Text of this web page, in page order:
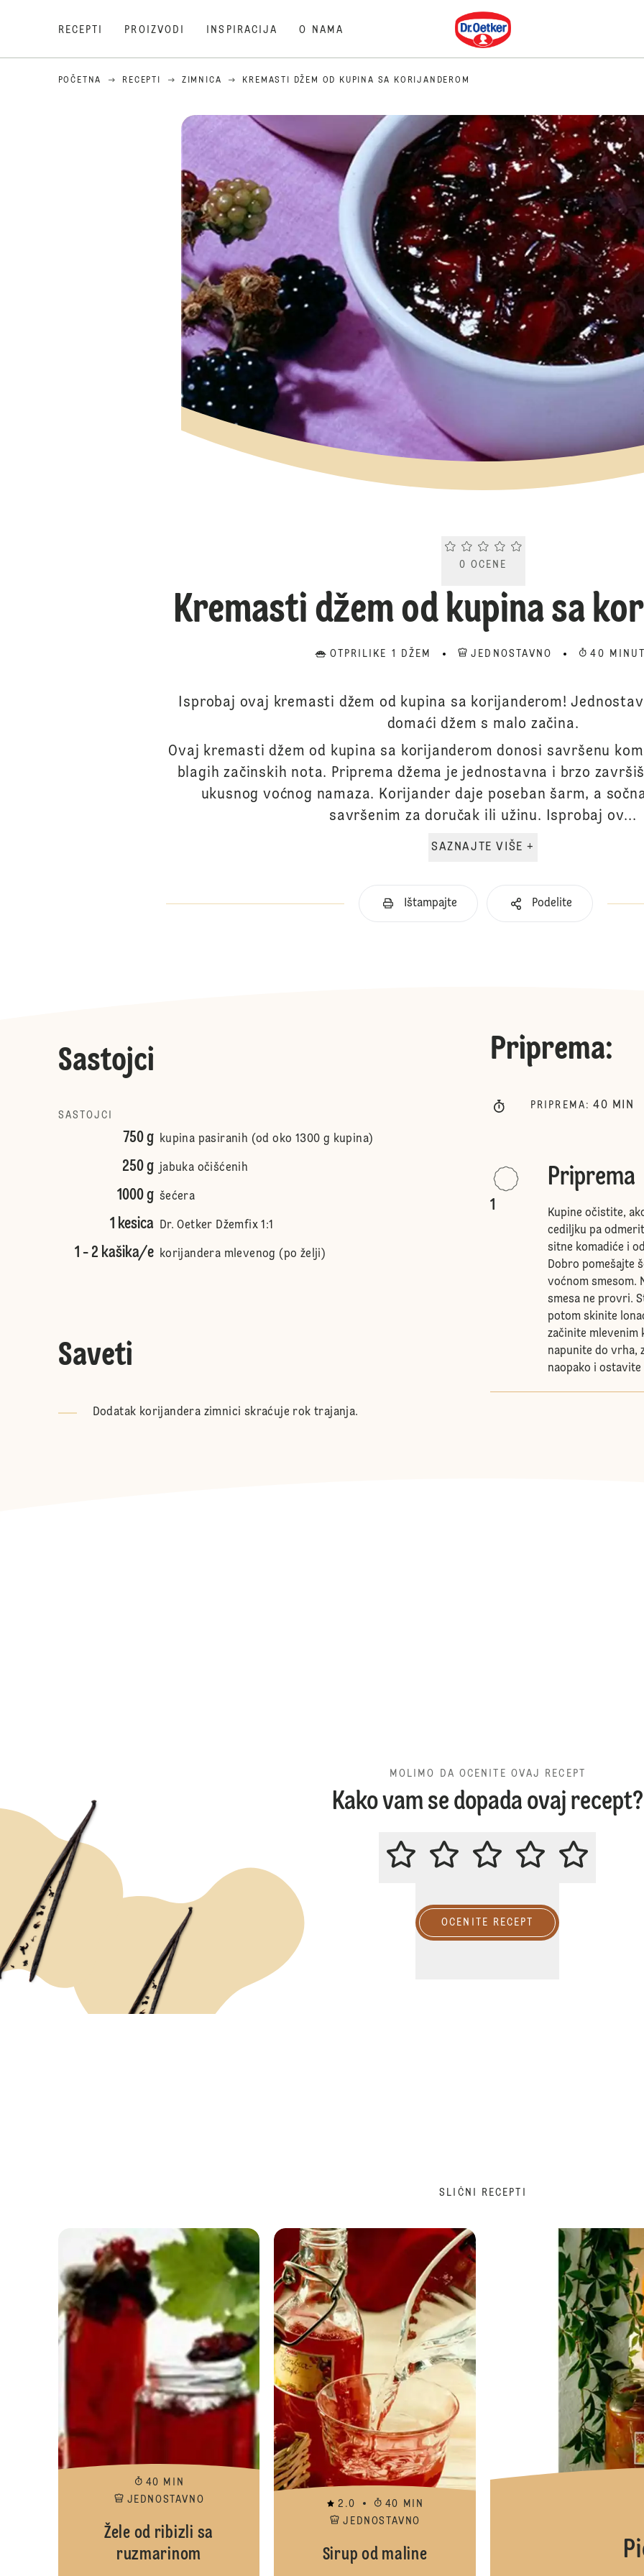
RECEPTI PROIZVODI INSPIRACIJA O NAMA
Dr. Oetker
POČETNA RECEPTI ZIMNICA KREMASTI DŽEM OD KUPINA SA KORIJANDEROM
Current rating 0.0. Click to rate.
0 OCENE
Kremasti džem od kupina sa
OTPRILIKE 1 DŽEM JEDNOSTAVNO 40
Isprobaj ovaj kremasti džem od kupina sa korijanderom!
domaći džem s malo začina.
Ovaj kremasti džem od kupina sa korijanderom donosi savršenu
blagih začinskih nota. Priprema džema je jednostavna i brzo
ukusnog voćnog namaza. Korijander daje poseban šarm, a
savršenim za doručak ili užinu. Isprobaj ov...
SAZNAJTE VIŠE +
Ištampajte Podelite
Sastojci
SASTOJCI
750 g kupina pasiranih (od oko 1300 g kupina)
250 g jabuka očišćenih
1000 g šećera
1 kesica Dr. Oetker Džemfix 1:1
1 - 2 kašika/e korijandera mlevenog (po želji)
Saveti
Dodatak korijandera zimnici skraćuje rok trajanja.
Priprema:
PRIPREMA : 40 MIN
1
Priprema
Kupine očistite,
cediljku pa
sitne komadiće i
Dobro pomešajte
voćnom smesom.
smesa ne provri.
potom skinite
začinite mlevenim
napunite do vrha,
naopako i
MOLIMO DA OCENITE OVAJ RECEPT
Kako vam se dopada ovaj recept?
MOLIMO DA OCENITE OVAJ
OCENITE RECEPT
SLIČNI RECEPTI
Žele od ribizli sa ruzmarinom
40 MIN
JEDNOSTAVNO
Žele od ribizli sa
ruzmarinom
2.0
40 MIN
JEDNOSTAVNO
Sirup od maline